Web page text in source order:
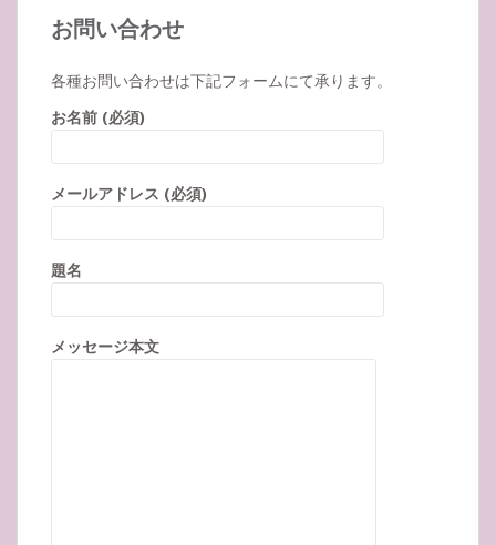
お問い合わせ
各種お問い合わせは下記フォームにて承ります。
お名前 (必須)
メールアドレス (必須)
題名
メッセージ本文